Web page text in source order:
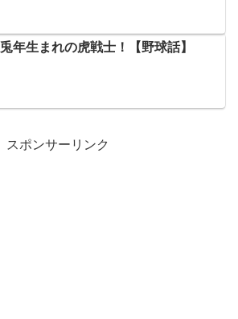
兎年生まれの虎戦士！【野球話】
スポンサーリンク